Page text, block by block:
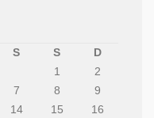
S S
D
1
2
7 8
9
14 15
16